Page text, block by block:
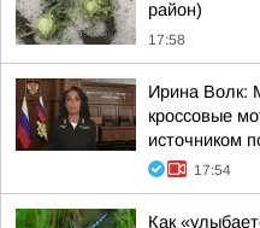
район)
17:58
Ирина Волк:
кроссовые
источником
17:54
Как